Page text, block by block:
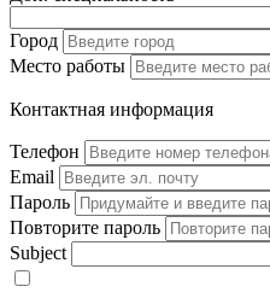
Город
Место работы
Контактная информация
Телефон
Email
Пароль
Повторите пароль
Subject